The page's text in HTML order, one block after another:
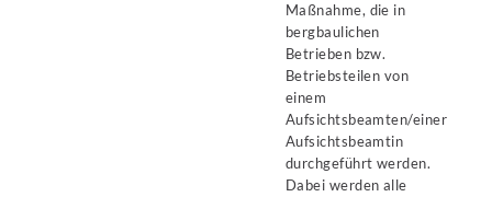
Maßnahme, die in
bergbaulichen
Betrieben bzw.
Betriebsteilen von
einem
Aufsichtsbeamten/einer
Aufsichtsbeamtin
durchgeführt werden.
Dabei werden alle